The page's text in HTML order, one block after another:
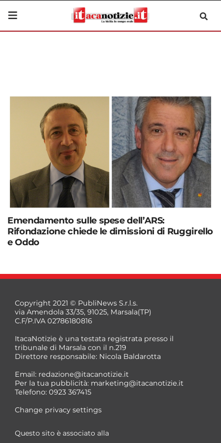
Emendamento sulle spese dell’ARS:
Rifondazione chiede le dimissioni di Ruggirello
e Oddo
Copyright 2021 © PubliNews S.r.l.s.
via Amendola 33/35, 91025, Marsala(TP)
C.F/P.IVA 02786180816
ItacaNotizie è una testata registrata presso il
tribunale di Marsala con il n.219
Direttore responsabile: Nicola Baldarotta
Email: redazione@itacanotizie.it
Per la tua pubblicità: marketing@itacanotizie.it
Telefono: 0923 367415
Change privacy settings
Questo sito è associato alla